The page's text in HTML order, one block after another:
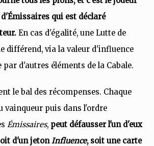
qui est déclaré
En cas d'égalité, une Lutte de
différend, via la valeur d'influence
par d'autres éléments de la Cabale.
le bal des récompenses. Chaque
vainqueur puis dans l'ordre
Émissaires, peut défausser l'un d'eux
d'un jetonInfluence, soit une carte